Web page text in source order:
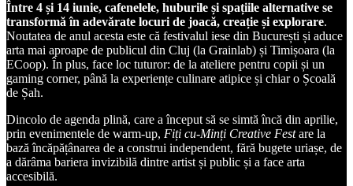
Între 4 și 14 iunie, cafenelele, huburile și spațiile alternative se
transformă în adevărate locuri de joacă, creație și explorare.
Noutatea de anul acesta este că festivalul iese din București și aduce
arta mai aproape de publicul din Cluj (la Grainlab) și Timișoara (la
ECoop). În plus, face loc tuturor: de la ateliere pentru copii și un
gaming corner, până la experiențe culinare atipice și chiar o Școală
de Șah.
Dincolo de agenda plină, care a început să se simtă încă din aprilie,
prin evenimentele de warm-up, Fiți cu-Minți Creative Festare la
bază încăpățânarea de a construi independent, fără bugete uriașe, de
a dărâma bariera invizibilă dintre artist și public și a face arta
accesibilă.